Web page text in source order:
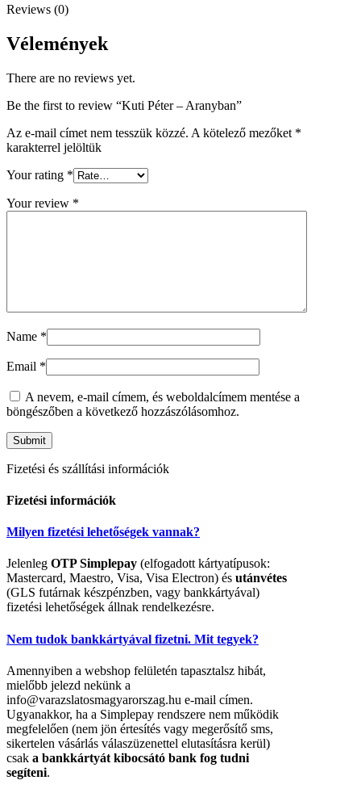
Reviews (0)
Vélemények
There are no reviews yet.
Be the first to review “Kuti Péter – Aranyban”
Az e-mail címet nem tesszük közzé. A kötelező mezőket *
karakterrel jelöltük
Your rating *
Your review *
Name *
Email *
A nevem, e-mail címem, és weboldalcímem mentése a
böngészőben a következő hozzászólásomhoz.
Fizetési és szállítási információk
Fizetési információk
Milyen fizetési lehetőségek vannak?
Jelenleg OTP Simplepay (elfogadott kártyatípusok:
Mastercard, Maestro, Visa, Visa Electron) és utánvétes
(GLS futárnak készpénzben, vagy bankkártyával)
fizetési lehetőségek állnak rendelkezésre.
Nem tudok bankkártyával fizetni. Mit tegyek?
Amennyiben a webshop felületén tapasztalsz hibát,
mielőbb jelezd nekünk a
info@varazslatosmagyarorszag.hu e-mail címen.
Ugyanakkor, ha a Simplepay rendszere nem működik
megfelelően (nem jön értesítés vagy megerősítő sms,
sikertelen vásárlás válaszüzenettel elutasításra kerül)
csak a bankkártyát kibocsátó bank fog tudni
segíteni.